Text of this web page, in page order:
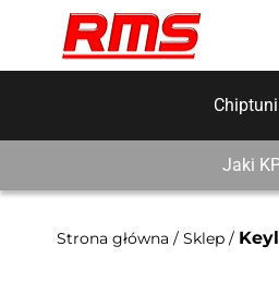
Jaki
Strona główna / Sklep /